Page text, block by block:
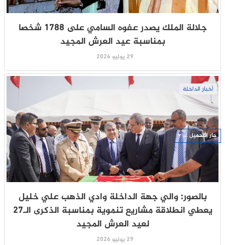
جلالة الملك يصدر عفوه السامي على 1788 شخصا
بمناسبة عيد العرش المجيد
29 يوليو 2026
أخبار الداخلة
بالصور: والي جهة الداخلة وادي الذهب علي خليل
يعطي انطلاقة مشاريع تنموية بمناسبة الذكرى الـ27
لعيد العرش المجيد
29 يوليو 2026
جار التحميل ...